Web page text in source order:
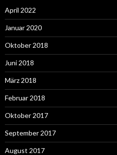
April 2022
Januar 2020
Oktober 2018
Juni 2018
März 2018
Februar 2018
Oktober 2017
September 2017
August 2017